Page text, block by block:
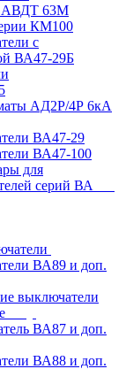
АВДТ 63М
КМ100
с
ВА47-29Б
АД2Р/4Р 6кА
ВА47-29
ВА47-100
для
серий ВА
ВА89 и доп.
выключатели
ВА87 и доп.
ВА88 и доп.